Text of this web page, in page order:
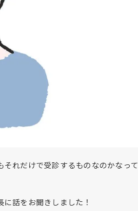
れだけで受診するものなのかなって
に話をお聞きしました！